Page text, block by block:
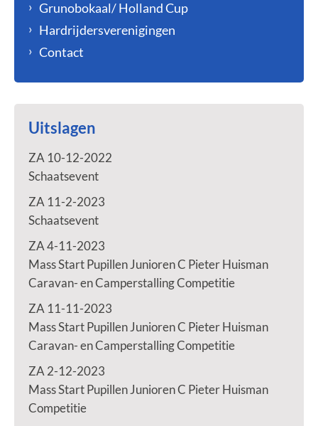
Grunobokaal/ Holland Cup
Hardrijdersverenigingen
Contact
Uitslagen
ZA 10-12-2022
Schaatsevent
ZA 11-2-2023
Schaatsevent
ZA 4-11-2023
Mass Start Pupillen Junioren C Pieter Huisman
Caravan- en Camperstalling Competitie
ZA 11-11-2023
Mass Start Pupillen Junioren C Pieter Huisman
Caravan- en Camperstalling Competitie
ZA 2-12-2023
Mass Start Pupillen Junioren C Pieter Huisman
Competitie